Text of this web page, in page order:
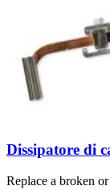
Dissipatore di
Replace a broken